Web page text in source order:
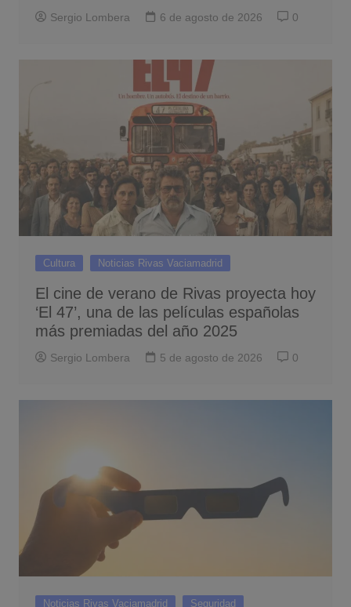
Sergio Lombera 6 de agosto de 2026 0
Cultura Noticias Rivas Vaciamadrid
El cine de verano de Rivas proyecta hoy
‘El 47’, una de las películas españolas
más premiadas del año 2025
Sergio Lombera 5 de agosto de 2026 0
Noticias Rivas Vaciamadrid Seguridad